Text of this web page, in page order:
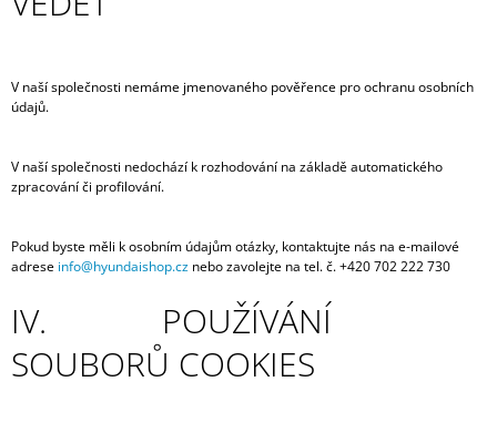
V naší společnosti nemáme jmenovaného pověřence pro ochranu osobních
údajů.
V naší společnosti nedochází k rozhodování na základě automatického
zpracování či profilování.
Pokud byste měli k osobním údajům otázky, kontaktujte nás na e-mailové
adrese info@hyundaishop.cz nebo zavolejte na tel. č. +420 702 222 730
IV. POUŽÍVÁNÍ
SOUBORŮ COOKIES